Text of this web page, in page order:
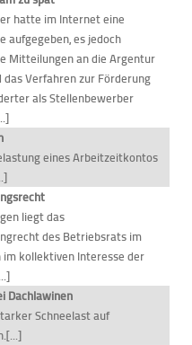
hatte im Internet eine
aufgegeben, es jedoch
Mitteilungen an die Argentur
Verfahren zur Förderung
als Stellenbewerber
eines Arbeitzeitkontos
liegt das
des Betriebsrats im
im kollektiven Interesse der
Dachlawinen
Schneelast auf